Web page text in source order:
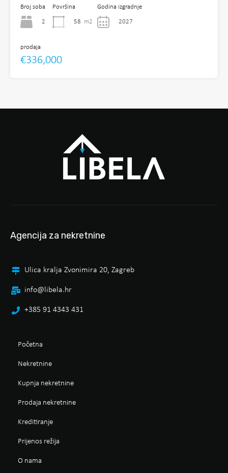
Broj soba
2
Površina
58 m2
Godina izgradnje
2027
prodaja
€336,000
Agencija za nekretnine
Ulica kralja Zvonimira 20, Zagreb
info@libela.hr
+385 91 4343 431
Početna
Nekretnine
Kupnja nekretnine
Prodaja nekretnine
Kreditiranje
Prijenos režija
O nama